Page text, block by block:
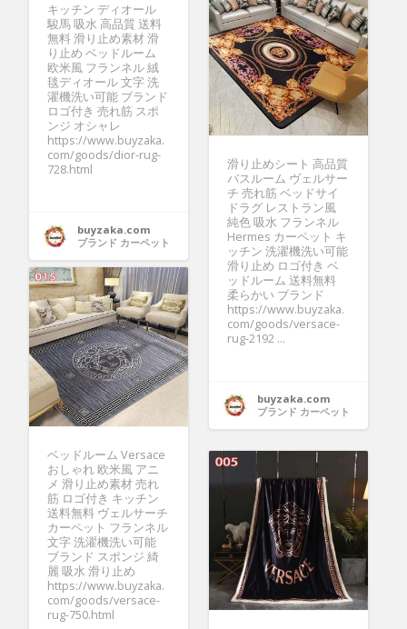
キッチン ディオール
駿馬 吸水 高品質 送料
無料 滑り止め素材 滑
り止め ベッドルーム
欧米風 フランネル 絨
毯ディオール 文字 洗
濯機洗い可能 ブランド
ロゴ付き 売れ筋 スポ
ンジ オシャレ
https://www.buyzaka.
com/goods/dior-rug-
728.html
buyzaka.com
ブランド カーペット
滑り止めシート 高品質
バスルーム ヴェルサー
チ 売れ筋 ベッドサイ
ドラグ レストラン風
純色 吸水 フランネル
Hermes カーペット キ
ッチン 洗濯機洗い可能
滑り止め ロゴ付き ベ
ッドルーム 送料無料
柔らかい ブランド
https://www.buyzaka.
com/goods/versace-
rug-2192 ...
buyzaka.com
ブランド カーペット
ベッドルーム Versace
おしゃれ 欧米風 アニ
メ 滑り止め素材 売れ
筋 ロゴ付き キッチン
送料無料 ヴェルサーチ
カーペット フランネル
文字 洗濯機洗い可能
ブランド スポンジ 綺
麗 吸水 滑り止め
https://www.buyzaka.
com/goods/versace-
rug-750.html